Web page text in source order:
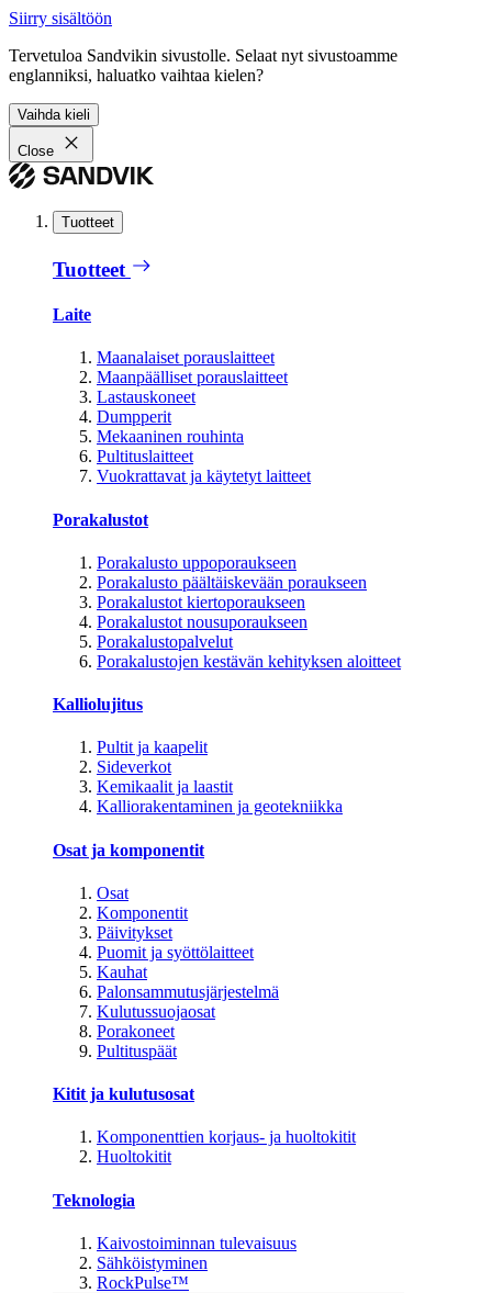
Siirry sisältöön
Tervetuloa Sandvikin sivustolle. Selaat nyt sivustoamme
englanniksi, haluatko vaihtaa kielen?
Vaihda kieli
Close
Tuotteet
Tuotteet
Laite
Maanalaiset porauslaitteet
Maanpäälliset porauslaitteet
Lastauskoneet
Dumpperit
Mekaaninen rouhinta
Pultituslaitteet
Vuokrattavat ja käytetyt laitteet
Porakalustot
Porakalusto uppoporaukseen
Porakalusto päältäiskevään poraukseen
Porakalustot kiertoporaukseen
Porakalustot nousuporaukseen
Porakalustopalvelut
Porakalustojen kestävän kehityksen aloitteet
Kalliolujitus
Pultit ja kaapelit
Sideverkot
Kemikaalit ja laastit
Kalliorakentaminen ja geotekniikka
Osat ja komponentit
Osat
Komponentit
Päivitykset
Puomit ja syöttölaitteet
Kauhat
Palonsammutusjärjestelmä
Kulutussuojaosat
Porakoneet
Pultituspäät
Kitit ja kulutusosat
Komponenttien korjaus- ja huoltokitit
Huoltokitit
Teknologia
Kaivostoiminnan tulevaisuus
Sähköistyminen
RockPulse™